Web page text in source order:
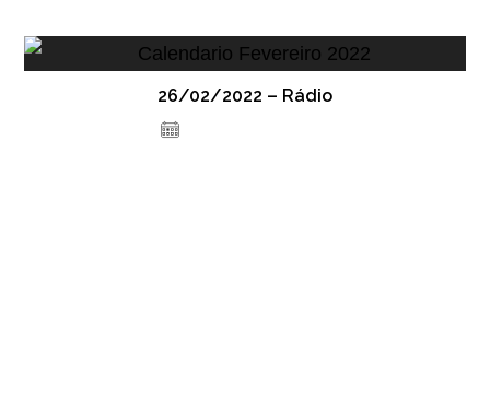
26/02/2022 – Rádio